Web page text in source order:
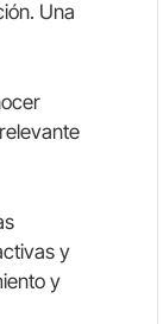
Una
y
y